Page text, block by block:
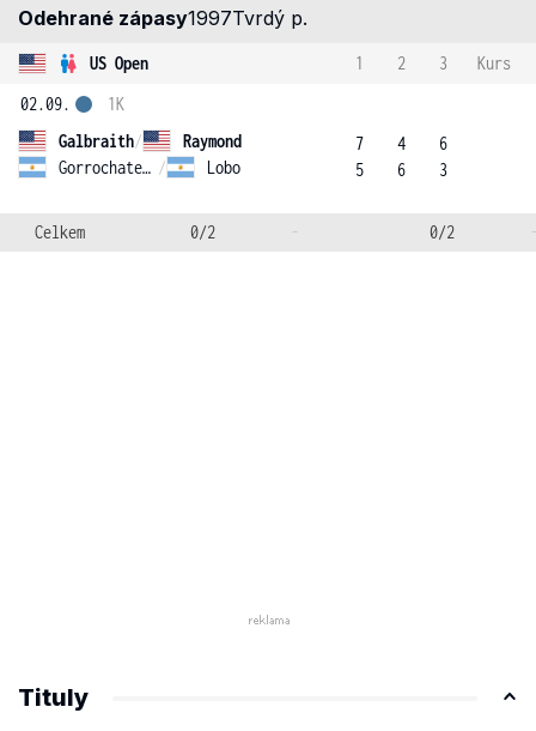
Odehrané zápasy1997Tvrdý p.
US Open 1 2 3
Kurs
02.09.
Galbraith/
Raymond
Gorrochategui / Lobo
1K
7
5
4
6
6
3
Celkem 0/2 - 0/2
Tituly